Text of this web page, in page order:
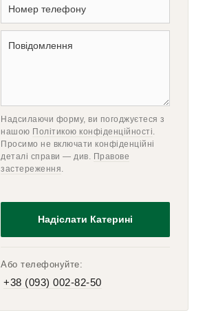
Надсилаючи форму, ви погоджуєтеся з
нашою Політикою конфіденційності.
Просимо не включати конфіденційні
деталі справи — див. Правове
застереження.
Або телефонуйте:
+38 (093) 002-82-50